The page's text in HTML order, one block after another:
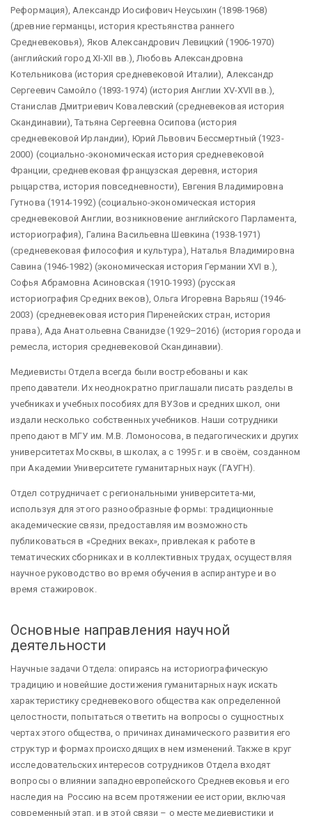
Реформация), Александр Иосифович Неусыхин (1898-1968)
(древние германцы, история крестьянства раннего
Средневековья), Яков Александрович Левицкий (1906-1970)
(английский город XI-XII вв.), Любовь Александровна
Котельникова (история средневековой Италии), Александр
Сергеевич Самойло (1893-1974) (история Англии XV-XVII вв.),
Станислав Дмитриевич Ковалевский (средневековая история
Скандинавии), Татьяна Сергеевна Осипова (история
средневековой Ирландии), Юрий Львович Бессмертный (1923-
2000) (социально-экономическая история средневековой
Франции, средневековая французская деревня, история
рыцарства, история повседневности), Евгения Владимировна
Гутнова (1914-1992) (социально-экономическая история
средневековой Англии, возникновение английского Парламента,
историография), Галина Васильевна Шевкина (1938-1971)
(средневековая философия и культура), Наталья Владимировна
Савина (1946-1982) (экономическая история Германии XVI в.),
Софья Абрамовна Асиновская (1910-1993) (русская
историография Средних веков), Ольга Игоревна Варьяш (1946-
2003) (средневековая история Пиренейских стран, история
права), Ада Анатольевна Сванидзе (1929–2016) (история города и
ремесла, история средневековой Скандинавии).
Медиевисты Отдела всегда были востребованы и как
преподаватели. Их неоднократно приглашали писать разделы в
учебниках и учебных пособиях для ВУЗов и средних школ, они
издали несколько собственных учебников. Наши сотрудники
преподают в МГУ им. М.В. Ломоносова, в педагогических и других
университетах Москвы, в школах, а с 1995 г. и в своём, созданном
при Академии Университете гуманитарных наук (ГАУГН).
Отдел сотрудничает с региональными университета-ми,
используя для этого разнообразные формы: традиционные
академические связи, предоставляя им возможность
публиковаться в «Средних веках», привлекая к работе в
тематических сборниках и в коллективных трудах, осуществляя
научное руководство во время обучения в аспирантуре и во
время стажировок.
Основные направления научной
деятельности
Научные задачи Отдела: опираясь на историографическую
традицию и новейшие достижения гуманитарных наук искать
характеристику средневекового общества как определенной
целостности, попытаться ответить на вопросы о сущностных
чертах этого общества, о причинах динамического развития его
структур и формах происходящих в нем изменений. Также в круг
исследовательских интересов сотрудников Отдела входят
вопросы о влиянии западноевропейского Средневековья и его
наследия на Россию на всем протяжении ее истории, включая
современный этап, и в этой связи – о месте медиевистики и